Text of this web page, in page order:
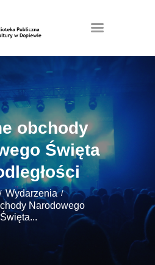
obchody
Święta
Wydarzenia
Narodowego
Święta...